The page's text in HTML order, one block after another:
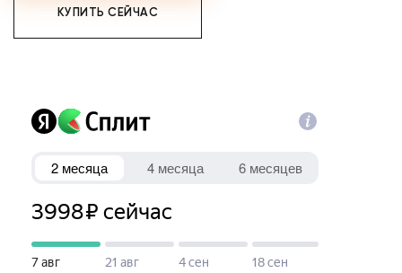
КУПИТЬ СЕЙЧАС